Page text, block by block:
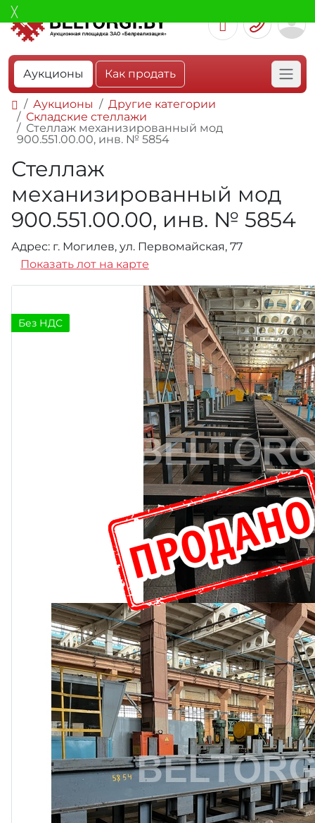
Аукционы Как продать
Аукционы
Другие категории
Складские стеллажи
Стеллаж механизированный мод
900.551.00.00, инв. № 5854
Стеллаж
механизированный мод
900.551.00.00, инв. № 5854
Адрес: г. Могилев, ул. Первомайская, 77
Показать лот на карте
Без НДС